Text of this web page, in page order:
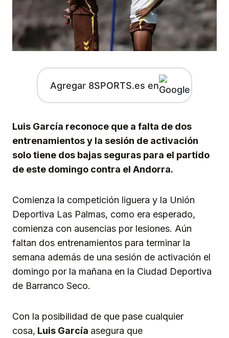
Agregar 8SPORTS.es en
Luis García reconoce que a falta de dos
entrenamientos y la sesión de activación
solo tiene dos bajas seguras para el partido
de este domingo contra el Andorra.
Comienza la competición liguera y la Unión
Deportiva Las Palmas, como era esperado,
comienza con ausencias por lesiones. Aún
faltan dos entrenamientos para terminar la
semana además de una sesión de activación el
domingo por la mañana en la Ciudad Deportiva
de Barranco Seco.
Con la posibilidad de que pase cualquier
cosa, Luis García asegura que